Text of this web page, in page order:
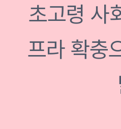
초고령 사
프라 확충